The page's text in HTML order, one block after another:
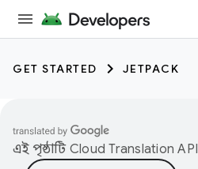
GET STARTED JETPACK
এই পৃষ্ঠাটি Cloud Translation API